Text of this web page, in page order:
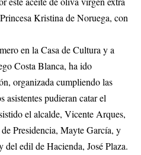
Kristina de Noruega, con
en la Casa de Cultura y a
Costa Blanca, ha ido
organizada cumpliendo las
asistentes pudieran catar el
el alcalde, Vicente Arques,
Presidencia, Mayte García, y
edil de Hacienda, José Plaza.